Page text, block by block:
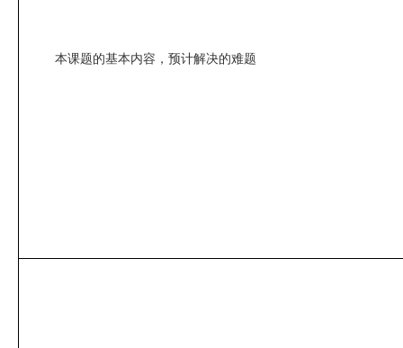
本课题的基本内容，预计解决的难题